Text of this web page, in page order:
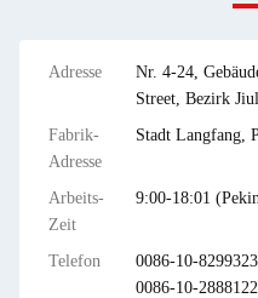
Adresse
Nr. 4-24,
Street, Bezirk
Fabrik-
Adresse
Stadt Langfang,
Arbeits-
Zeit
9:00-18:01
Telefon 0086-10-
0086-10-